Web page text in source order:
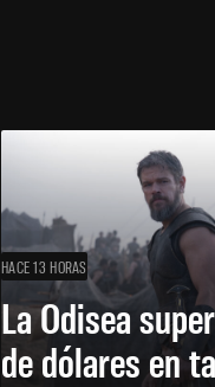
HACE 13 HORAS
La Odisea
de dólares en